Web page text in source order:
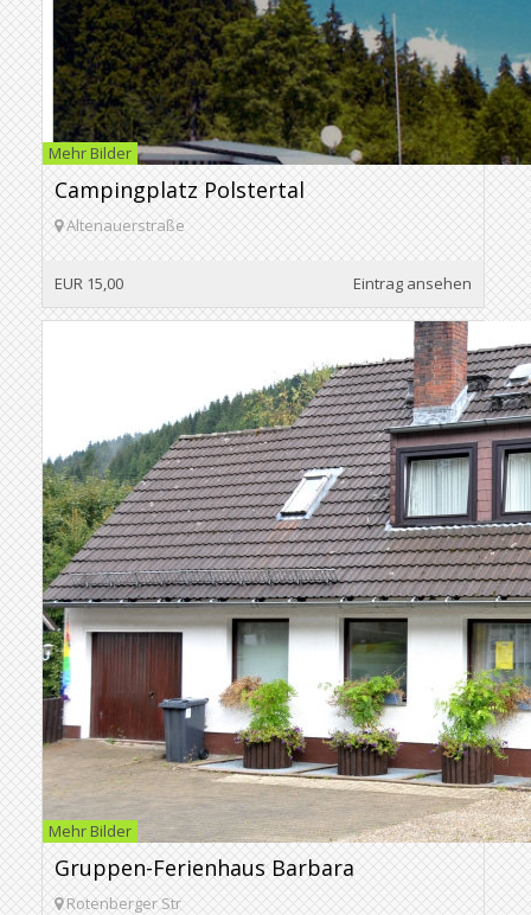
Mehr Bilder
Campingplatz Polstertal
Altenauerstraße
EUR 15,00 Eintrag ansehen
Mehr Bilder
Gruppen-Ferienhaus Barbara
Rotenberger Str